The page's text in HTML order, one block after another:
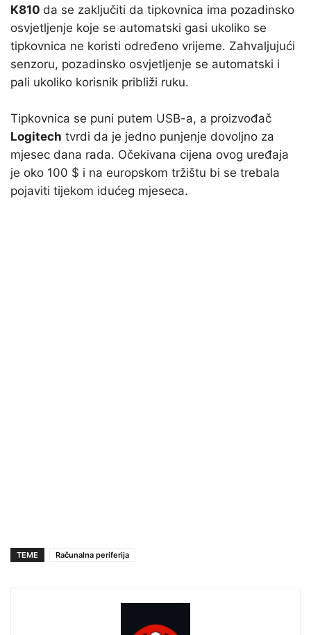
K810 da se zaključiti da tipkovnica ima pozadinsko
osvjetljenje koje se automatski gasi ukoliko se
tipkovnica ne koristi određeno vrijeme. Zahvaljujući
senzoru, pozadinsko osvjetljenje se automatski i
pali ukoliko korisnik približi ruku.
Tipkovnica se puni putem USB-a, a proizvođač
Logitech tvrdi da je jedno punjenje dovoljno za
mjesec dana rada. Očekivana cijena ovog uređaja
je oko 100 $ i na europskom tržištu bi se trebala
pojaviti tijekom idućeg mjeseca.
TEME Računalna periferija